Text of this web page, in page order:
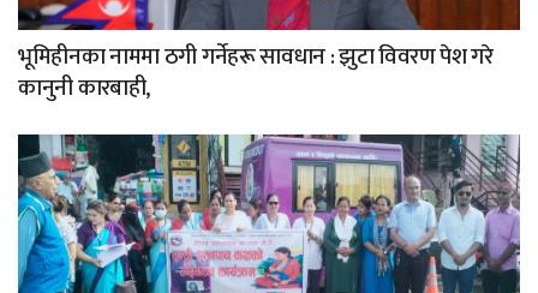
भूमिहीनका नाममा ठगी गर्नेहरू सावधान : झुटा विवरण पेश गरे
कानुनी कारबाही,